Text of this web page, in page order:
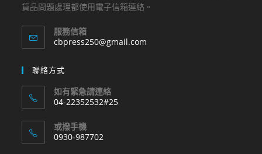
貨品問題處理都使用電子信箱連絡。
服務信箱
cbpress250@gmail.com
聯絡方式
如有緊急請連絡
04-22352532#25
in
your
或撥手機
0930-987702